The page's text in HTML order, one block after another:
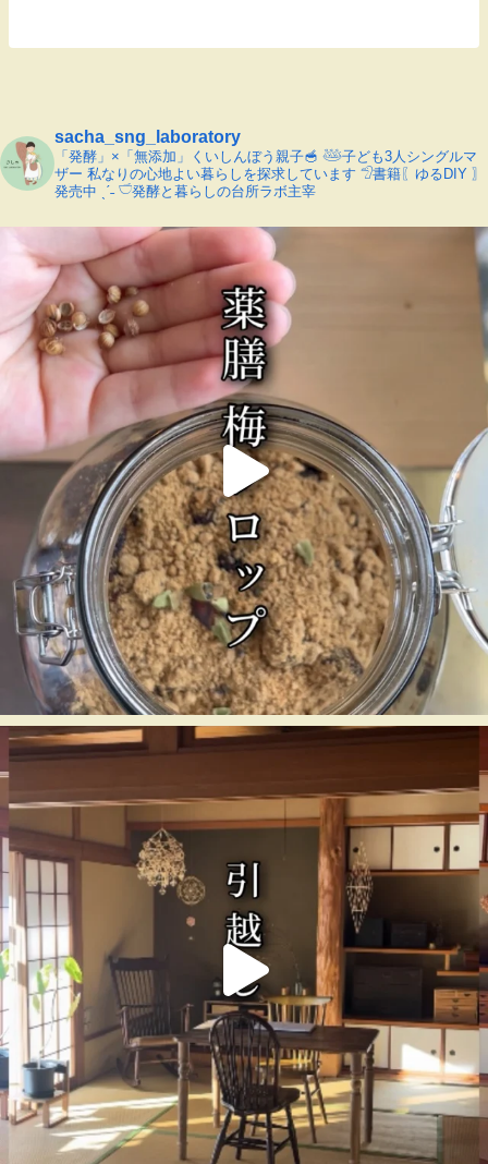
sacha_sng_laboratory
「発酵」×「無添加」くいしんぼう親子🥣 𓅸子ども3人シングルマ
ザー 私なりの心地よい暮らしを探求しています 𓅿書籍〖ゆるDIY 〗
発売中 ˎˊ˗𓎩発酵と暮らしの台所ラボ主宰